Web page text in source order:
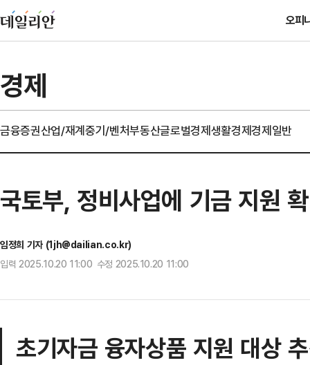
오피
경제
금융증권산업/재계중기/벤처부동산글로벌경제생활경제경제일반
국토부, 정비사업에 기금 지원
임정희 기자 (1jh@dailian.co.kr)
입력 2025.10.20 11:00 수정 2025.10.20 11:00
초기자금 융자상품 지원 대상